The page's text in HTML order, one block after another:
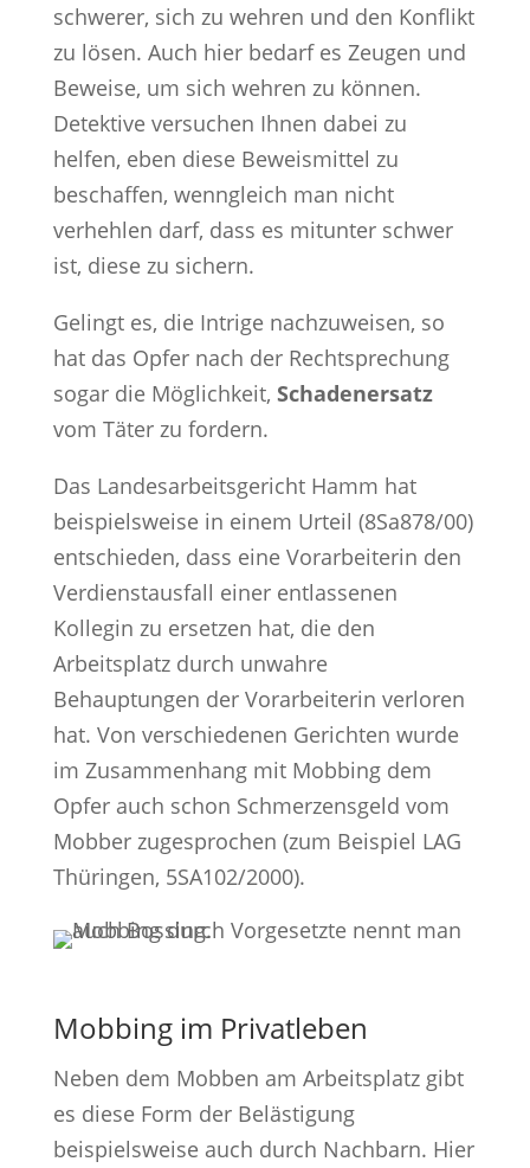
schwerer, sich zu wehren und den Konflikt
zu lösen. Auch hier bedarf es Zeugen und
Beweise, um sich wehren zu können.
Detektive versuchen Ihnen dabei zu
helfen, eben diese Beweismittel zu
beschaffen, wenngleich man nicht
verhehlen darf, dass es mitunter schwer
ist, diese zu sichern.
Gelingt es, die Intrige nachzuweisen, so
hat das Opfer nach der Rechtsprechung
sogar die Möglichkeit, Schadenersatz
vom Täter zu fordern.
Das Landesarbeitsgericht Hamm hat
beispielsweise in einem Urteil (8Sa878/00)
entschieden, dass eine Vorarbeiterin den
Verdienstausfall einer entlassenen
Kollegin zu ersetzen hat, die den
Arbeitsplatz durch unwahre
Behauptungen der Vorarbeiterin verloren
hat. Von verschiedenen Gerichten wurde
im Zusammenhang mit Mobbing dem
Opfer auch schon Schmerzensgeld vom
Mobber zugesprochen (zum Beispiel LAG
Thüringen, 5SA102/2000).
Mobbing im Privatleben
Neben dem Mobben am Arbeitsplatz gibt
es diese Form der Belästigung
beispielsweise auch durch Nachbarn. Hier